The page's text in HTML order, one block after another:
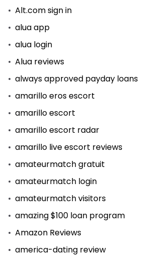
Alt.com sign in
alua app
alua login
Alua reviews
always approved payday loans
amarillo eros escort
amarillo escort
amarillo escort radar
amarillo live escort reviews
amateurmatch gratuit
amateurmatch login
amateurmatch visitors
amazing $100 loan program
Amazon Reviews
america-dating review